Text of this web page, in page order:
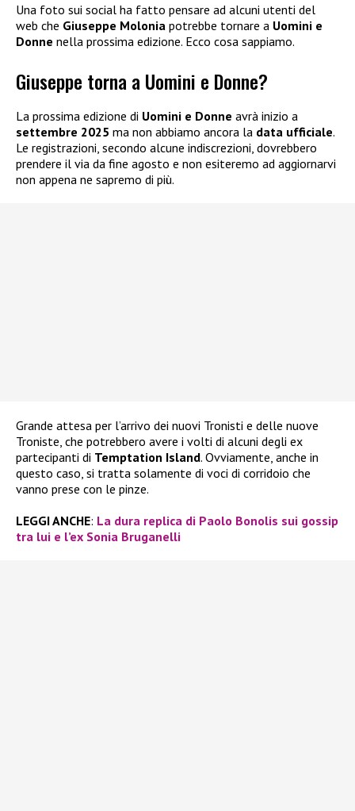
Una foto sui social ha fatto pensare ad alcuni utenti del
web che Giuseppe Molonia potrebbe tornare a Uomini e
Donne nella prossima edizione. Ecco cosa sappiamo.
Giuseppe torna a Uomini e Donne?
La prossima edizione di Uomini e Donne avrà inizio a
settembre 2025 ma non abbiamo ancora la data ufficiale.
Le registrazioni, secondo alcune indiscrezioni, dovrebbero
prendere il via da fine agosto e non esiteremo ad aggiornarvi
non appena ne sapremo di più.
Grande attesa per l’arrivo dei nuovi Tronisti e delle nuove
Troniste, che potrebbero avere i volti di alcuni degli ex
partecipanti di Temptation Island. Ovviamente, anche in
questo caso, si tratta solamente di voci di corridoio che
vanno prese con le pinze.
LEGGI ANCHE: La dura replica di Paolo Bonolis sui gossip
tra lui e l’ex Sonia Bruganelli